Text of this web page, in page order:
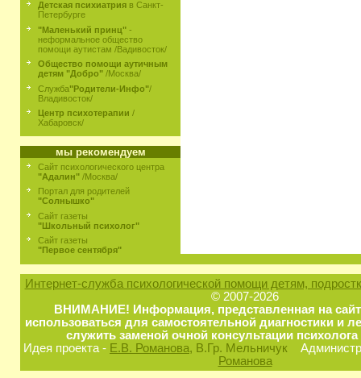
Детская психиатрия в Санкт-
Петербурге
"Маленький принц" -
неформальное общество
помощи аутистам /Вадивосток/
Общество помощи аутичным
детям "Добро" /Москва/
Служба"Родители-Инфо"/
Владивосток/
Центр психотерапии /
Хабаровск/
мы рекомендуем
Сайт психологического центра
"Адалин" /Москва/
Портал для родителей
"Солнышко"
Сайт газеты
"Школьный психолог"
Сайт газеты
"Первое сентября"
Интернет-служба психологической помощи детям,
© 2007-2026
ВНИМАНИЕ! Информация, представленная на
использоваться для самостоятельной диагностики и
служить заменой очной консультации
Идея проекта - Е.В. Романова, В.Гр. Мельничук
Романова